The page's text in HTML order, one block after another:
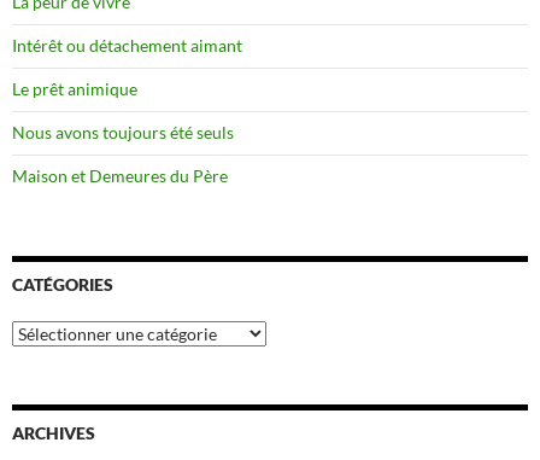
Intérêt ou détachement aimant
Le prêt animique
Nous avons toujours été seuls
Maison et Demeures du Père
CATÉGORIES
Catégories
ARCHIVES